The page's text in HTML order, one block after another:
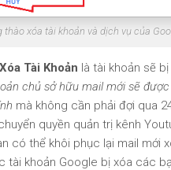
thào xóa tài khoản và dịch vụ của
Xóa Tài Khoản là tài khoản sẽ
chủ sở hữu mail mới sẽ
mà không cần phải đợi qua
quyền quản trị kênh
có thể khôi phục lại mail mới
tài khoản Google bị xóa các